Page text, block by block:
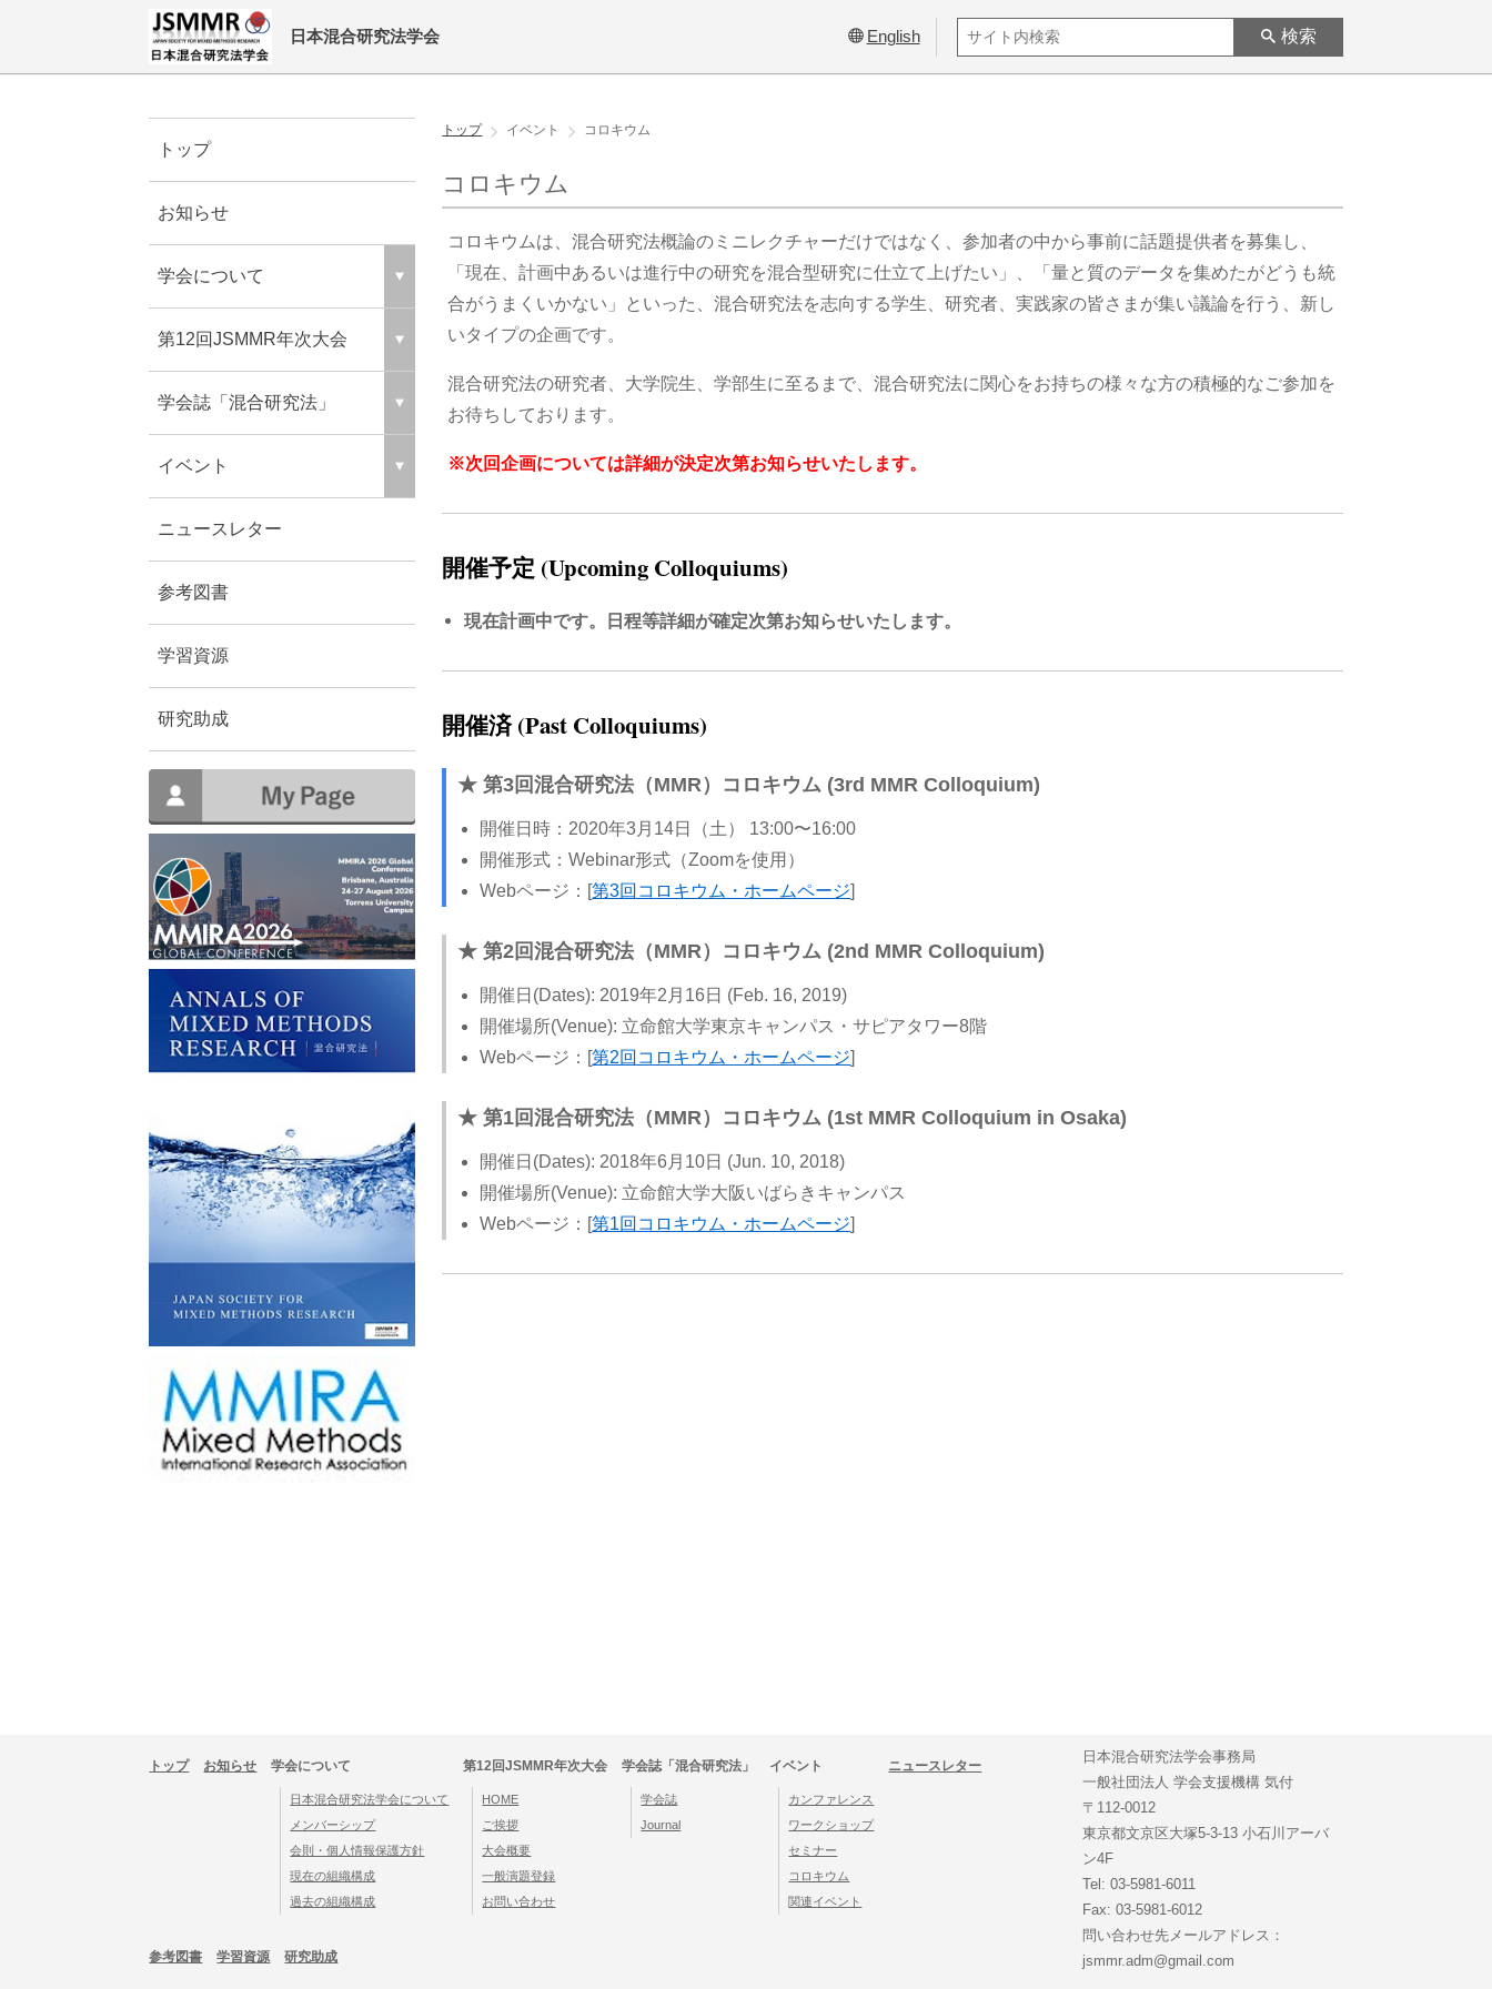
日本混合研究法学会 English 検索
トップ
お知らせ
学会について
第12回JSMMR年次大会
学会誌「混合研究法」
イベント
ニュースレター
参考図書
学習資源
研究助成
トップ イベント コロキウム
コロキウム
コロキウムは、混合研究法概論のミニレクチャーだけではなく、参加者の中から事前に話題提供者を募集し、
「現在、計画中あるいは進行中の研究を混合型研究に仕立て上げたい」、「量と質のデータを集めたがどうも統
合がうまくいかない」といった、混合研究法を志向する学生、研究者、実践家の皆さまが集い議論を行う、新し
いタイプの企画です。
混合研究法の研究者、大学院生、学部生に至るまで、混合研究法に関心をお持ちの様々な方の積極的なご参加を
お待ちしております。
※次回企画については詳細が決定次第お知らせいたします。
開催予定 (Upcoming Colloquiums)
現在計画中です。日程等詳細が確定次第お知らせいたします。
開催済 (Past Colloquiums)
★ 第3回混合研究法（MMR）コロキウム (3rd MMR Colloquium)
開催日時：2020年3月14日（土） 13:00〜16:00
開催形式：Webinar形式（Zoomを使用）
Webページ：[第3回コロキウム・ホームページ]
★ 第2回混合研究法（MMR）コロキウム (2nd MMR Colloquium)
開催日(Dates): 2019年2月16日 (Feb. 16, 2019)
開催場所(Venue): 立命館大学東京キャンパス・サピアタワー8階
Webページ：[第2回コロキウム・ホームページ]
★ 第1回混合研究法（MMR）コロキウム (1st MMR Colloquium in Osaka)
開催日(Dates): 2018年6月10日 (Jun. 10, 2018)
開催場所(Venue): 立命館大学大阪いばらきキャンパス
Webページ：[第1回コロキウム・ホームページ]
トップ お知らせ 学会について
日本混合研究法学会について
メンバーシップ
会則・個人情報保護方針
現在の組織構成
過去の組織構成
第12回JSMMR年次大会
HOME
ご挨拶
大会概要
一般演題登録
お問い合わせ
学会誌「混合研究法」
学会誌
Journal
イベント
カンファレンス
ワークショップ
セミナー
コロキウム
関連イベント
ニュースレター
参考図書 学習資源 研究助成
日本混合研究法学会事務局
一般社団法人 学会支援機構 気付
〒112-0012
東京都文京区大塚5-3-13 小石川アーバ
ン4F
Tel: 03-5981-6011
Fax: 03-5981-6012
問い合わせ先メールアドレス：
jsmmr.adm@gmail.com